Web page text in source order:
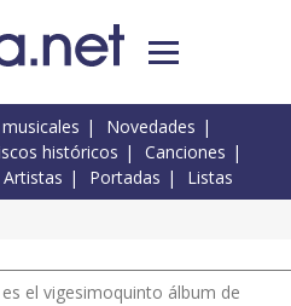
Novedades
históricos
Canciones
Artistas Portadas Listas
el vigesimoquinto álbum de